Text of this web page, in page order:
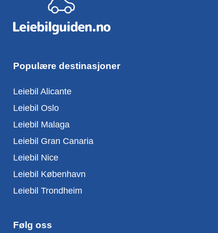
Populære destinasjoner
Leiebil Alicante
Leiebil Oslo
Leiebil Malaga
Leiebil Gran Canaria
Leiebil Nice
Leiebil København
Leiebil Trondheim
Følg oss